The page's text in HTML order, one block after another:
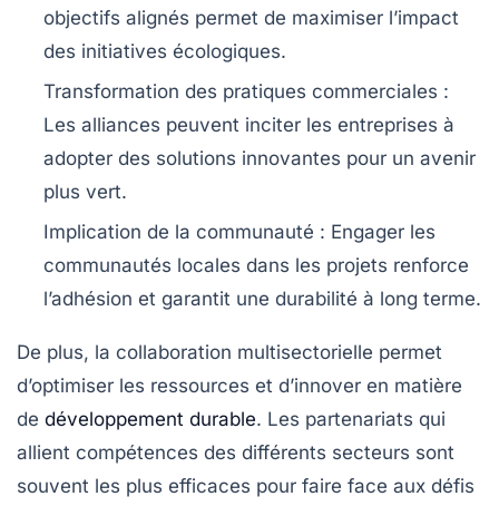
objectifs alignés permet de maximiser l’impact
des initiatives écologiques.
Transformation des pratiques commerciales :
Les alliances peuvent inciter les entreprises à
adopter des solutions innovantes pour un avenir
plus vert.
Implication de la communauté : Engager les
communautés locales dans les projets renforce
l’adhésion et garantit une durabilité à long terme.
De plus, la collaboration multisectorielle permet
d’optimiser les ressources et d’innover en matière
de développement durable. Les partenariats qui
allient compétences des différents secteurs sont
souvent les plus efficaces pour faire face aux défis